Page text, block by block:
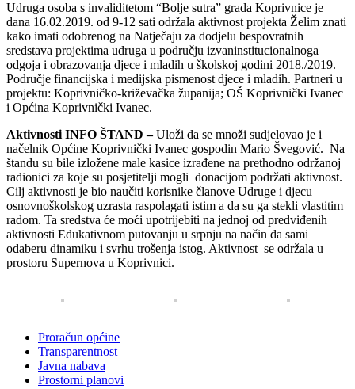
Udruga osoba s invaliditetom “Bolje sutra” grada Koprivnice je
dana 16.02.2019. od 9-12 sati održala aktivnost projekta Želim znati
kako imati odobrenog na Natječaju za dodjelu bespovratnih
sredstava projektima udruga u području izvaninstitucionalnoga
odgoja i obrazovanja djece i mladih u školskoj godini 2018./2019.
Područje financijska i medijska pismenost djece i mladih. Partneri u
projektu: Koprivničko-križevačka županija; OŠ Koprivnički Ivanec
i Općina Koprivnički Ivanec.
Aktivnosti INFO ŠTAND –Uloži da se množi sudjelovao je i
načelnik Općine Koprivnički Ivanec gospodin Mario Švegović. Na
štandu su bile izložene male kasice izrađene na prethodno održanoj
radionici za koje su posjetitelji mogli donacijom podržati aktivnost.
Cilj aktivnosti je bio naučiti korisnike članove Udruge i djecu
osnovnoškolskog uzrasta raspolagati istim a da su ga stekli vlastitim
radom. Ta sredstva će moći upotrijebiti na jednoj od predviđenih
aktivnosti Edukativnom putovanju u srpnju na način da sami
odaberu dinamiku i svrhu trošenja istog. Aktivnost se održala u
prostoru Supernova u Koprivnici.
Proračun općine
Transparentnost
Javna nabava
Prostorni planovi